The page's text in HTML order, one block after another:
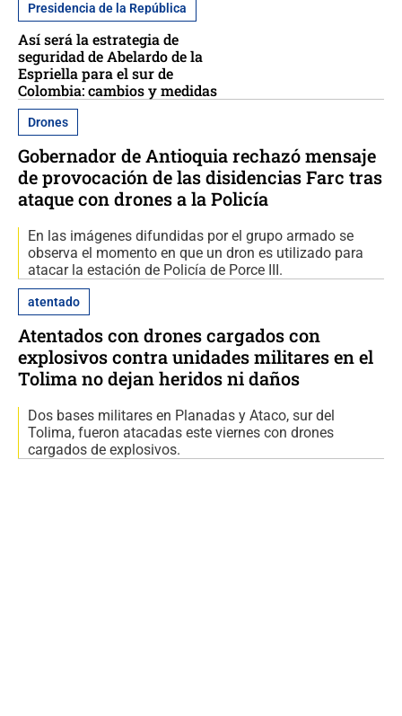
Presidencia de la República
Así será la estrategia de
seguridad de Abelardo de la
Espriella para el sur de
Colombia: cambios y medidas
Drones
Gobernador de Antioquia rechazó mensaje
de provocación de las disidencias Farc tras
ataque con drones a la Policía
En las imágenes difundidas por el grupo armado se
observa el momento en que un dron es utilizado para
atacar la estación de Policía de Porce III.
atentado
Atentados con drones cargados con
explosivos contra unidades militares en el
Tolima no dejan heridos ni daños
Dos bases militares en Planadas y Ataco, sur del
Tolima, fueron atacadas este viernes con drones
cargados de explosivos.